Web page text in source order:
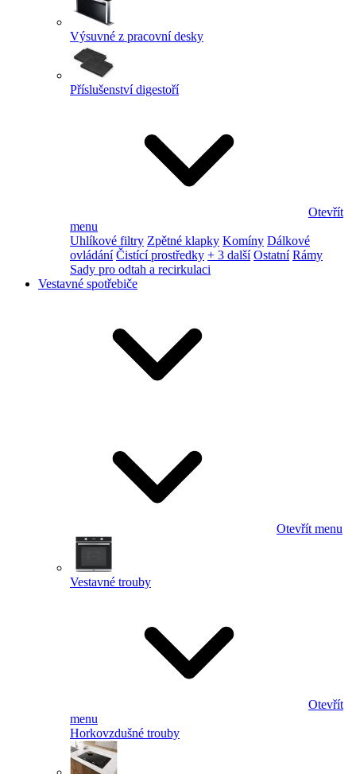
Výsuvné z pracovní desky
Příslušenství digestoří
Otevřít
menu
Uhlíkové filtry Zpětné klapky Komíny Dálkové
ovládání Čistící prostředky + 3 další Ostatní Rámy
Sady pro odtah a recirkulaci
Vestavné spotřebiče
Otevřít menu
Vestavné trouby
Otevřít
menu
Horkovzdušné trouby